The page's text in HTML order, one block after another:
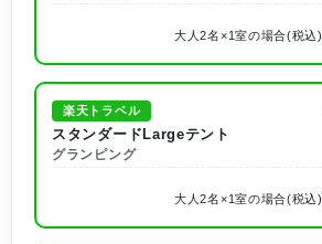
大人2名×1室の場合(税込)
楽天トラベル
スタンダードLargeテント
グランピング
大人2名×1室の場合(税込)